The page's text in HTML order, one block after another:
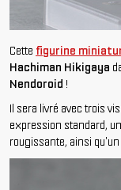
Cette figurine
Hachiman Hikigaya
Nendoroid !
Il sera livré avec trois
expression standard,
rougissante, ainsi